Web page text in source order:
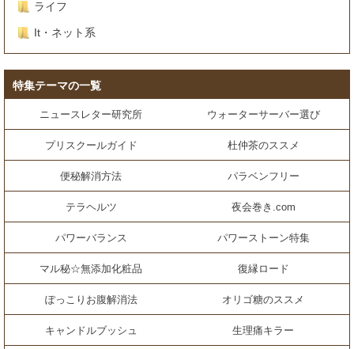
ライフ
It・ネット系
特集テーマの一覧
ニュースレター研究所 ウォーターサーバー選び
プリスクールガイド 杜仲茶のススメ
便秘解消方法 パラベンフリー
テラヘルツ 夜会巻き.com
パワーバランス パワーストーン特集
マル秘☆無添加化粧品 復縁ロード
ぽっこりお腹解消法 オリゴ糖のススメ
キャンドルブッシュ 生理痛キラー